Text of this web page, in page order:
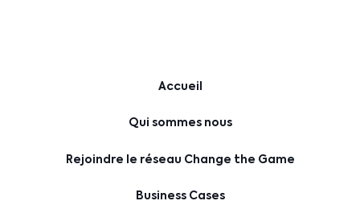
Accueil
Qui sommes nous
Rejoindre le réseau Change the Game
Business Cases